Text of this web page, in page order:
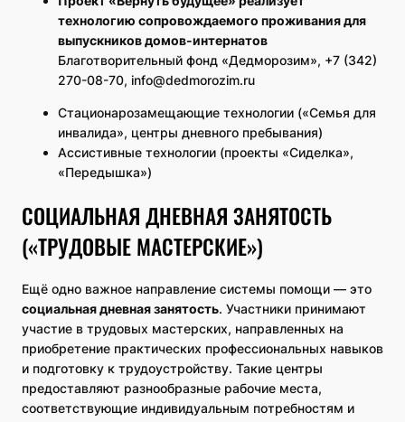
технологию сопровождаемого проживания для
выпускников домов-интернатов
Благотворительный фонд «Дедморозим», +7 (342)
270-08-70, info@dedmorozim.ru
Стационарозамещающие технологии («Семья для
инвалида», центры дневного пребывания)
Ассистивные технологии (проекты «Сиделка»,
«Передышка»)
СОЦИАЛЬНАЯ ДНЕВНАЯ ЗАНЯТОСТЬ
(«ТРУДОВЫЕ МАСТЕРСКИЕ»)
Ещё одно важное направление системы помощи — это
социальная дневная занятость. Участники принимают
участие в трудовых мастерских, направленных на
приобретение практических профессиональных навыков
и подготовку к трудоустройству. Такие центры
предоставляют разнообразные рабочие места,
соответствующие индивидуальным потребностям и